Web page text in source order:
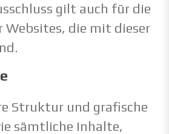
gilt auch für die
Websites, die mit dieser
Struktur und grafische
sämtliche Inhalte,